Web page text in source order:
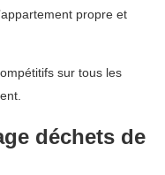
propre et
sur tous les
déchets de